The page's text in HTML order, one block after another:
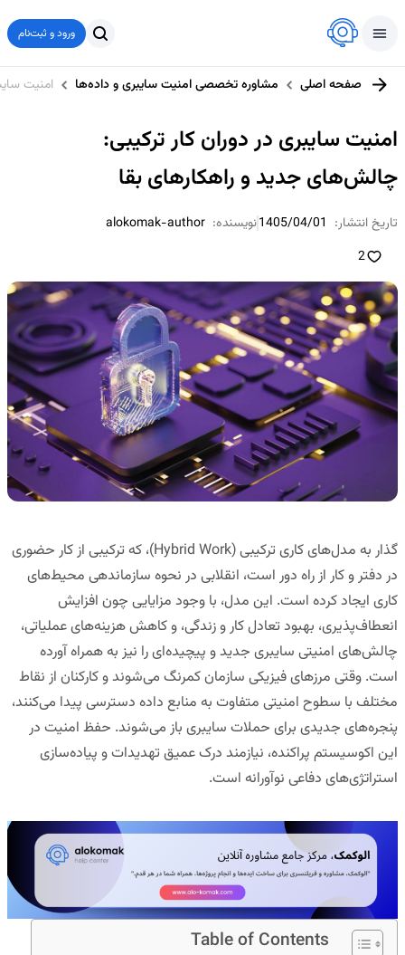
ورود و ثبت‌نام
صفحه اصلی مشاوره تخصصی امنیت سایبری و داده‌ها امنیت
امنیت سایبری در دوران کار ترکیبی:
چالش‌های جدید و راهکارهای بقا
تاریخ انتشار: 1405/04/01نویسنده: alokomak-author
2
گذار به مدل‌های کاری ترکیبی (Hybrid Work)، که ترکیبی از کار حضوری
در دفتر و کار از راه دور است، انقلابی در نحوه سازماندهی محیط‌های
کاری ایجاد کرده است. این مدل، با وجود مزایایی چون افزایش
انعطاف‌پذیری، بهبود تعادل کار و زندگی، و کاهش هزینه‌های عملیاتی،
چالش‌های امنیتی سایبری جدید و پیچیده‌ای را نیز به همراه آورده
است. وقتی مرزهای فیزیکی سازمان کمرنگ می‌شوند و کارکنان از نقاط
مختلف با سطوح امنیتی متفاوت به منابع داده دسترسی پیدا می‌کنند،
پنجره‌های جدیدی برای حملات سایبری باز می‌شوند. حفظ امنیت در
این اکوسیستم پراکنده، نیازمند درک عمیق تهدیدات و پیاده‌سازی
استراتژی‌های دفاعی نوآورانه است.
Table of Contents